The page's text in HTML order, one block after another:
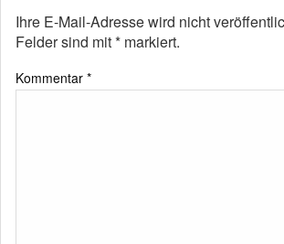
Ihre E-Mail-Adresse wird nicht
Felder sind mit* markiert.
Kommentar *